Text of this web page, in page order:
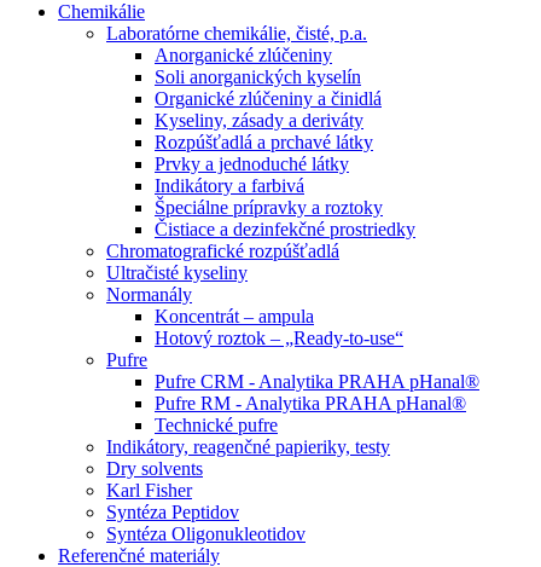
Chemikálie
Laboratórne chemikálie, čisté, p.a.
Anorganické zlúčeniny
Soli anorganických kyselín
Organické zlúčeniny a činidlá
Kyseliny, zásady a deriváty
Rozpúšťadlá a prchavé látky
Prvky a jednoduché látky
Indikátory a farbivá
Špeciálne prípravky a roztoky
Čistiace a dezinfekčné prostriedky
Chromatografické rozpúšťadlá
Ultračisté kyseliny
Normanály
Koncentrát – ampula
Hotový roztok – „Ready-to-use“
Pufre
Pufre CRM - Analytika PRAHA pHanal®
Pufre RM - Analytika PRAHA pHanal®
Technické pufre
Indikátory, reagenčné papieriky, testy
Dry solvents
Karl Fisher
Syntéza Peptidov
Syntéza Oligonukleotidov
Referenčné materiály